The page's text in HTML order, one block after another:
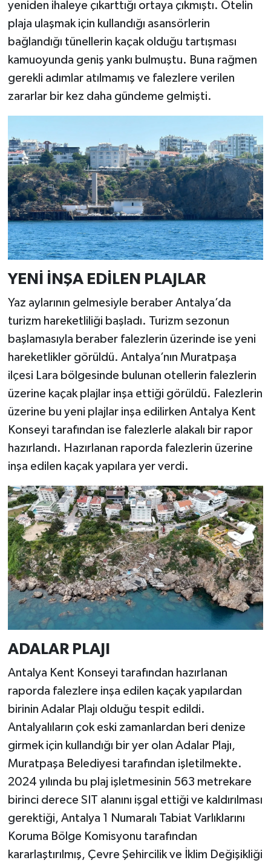
yeniden ihaleye çıkarttığı ortaya çıkmıştı. Otelin
plaja ulaşmak için kullandığı asansörlerin
bağlandığı tünellerin kaçak olduğu tartışması
kamuoyunda geniş yankı bulmuştu. Buna rağmen
gerekli adımlar atılmamış ve falezlere verilen
zararlar bir kez daha gündeme gelmişti.
YENİ İNŞA EDİLEN PLAJLAR
Yaz aylarının gelmesiyle beraber Antalya’da
turizm hareketliliği başladı. Turizm sezonun
başlamasıyla beraber falezlerin üzerinde ise yeni
hareketlikler görüldü. Antalya’nın Muratpaşa
ilçesi Lara bölgesinde bulunan otellerin falezlerin
üzerine kaçak plajlar inşa ettiği görüldü. Falezlerin
üzerine bu yeni plajlar inşa edilirken Antalya Kent
Konseyi tarafından ise falezlerle alakalı bir rapor
hazırlandı. Hazırlanan raporda falezlerin üzerine
inşa edilen kaçak yapılara yer verdi.
ADALAR PLAJI
Antalya Kent Konseyi tarafından hazırlanan
raporda falezlere inşa edilen kaçak yapılardan
birinin Adalar Plajı olduğu tespit edildi.
Antalyalıların çok eski zamanlardan beri denize
girmek için kullandığı bir yer olan Adalar Plajı,
Muratpaşa Belediyesi tarafından işletilmekte.
2024 yılında bu plaj işletmesinin 563 metrekare
birinci derece SIT alanını işgal ettiği ve kaldırılması
gerektiği, Antalya 1 Numaralı Tabiat Varlıklarını
Koruma Bölge Komisyonu tarafından
kararlaştırılmış, Çevre Şehircilik ve İklim Değişikliği